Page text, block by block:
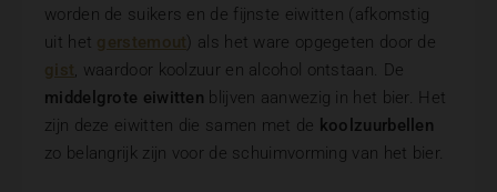
worden de suikers en de fijnste eiwitten (afkomstig
uit het gerstemout) als het ware opgegeten door de
gist, waardoor koolzuur en alcohol ontstaan. De
middelgrote eiwitten blijven aanwezig in het bier. Het
zijn deze eiwitten die samen met de koolzuurbellen
zo belangrijk zijn voor de schuimvorming van het bier.